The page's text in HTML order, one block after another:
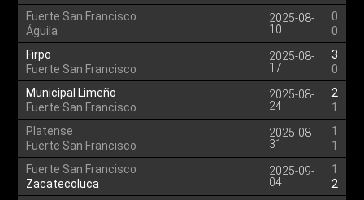
Fuerte San Francisco
Águila
2025-08-
10
0
0
Firpo
Fuerte San Francisco
2025-08-
17
3
0
Municipal Limeño
Fuerte San Francisco
2025-08-
24
2
1
Platense
Fuerte San Francisco
2025-08-
31
1
1
Fuerte San Francisco
Zacatecoluca
2025-09-
04
1
2